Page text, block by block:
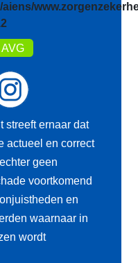
AVG
streeft ernaar dat
actueel en correct
geen
voortkomend
en
waarnaar in
wordt